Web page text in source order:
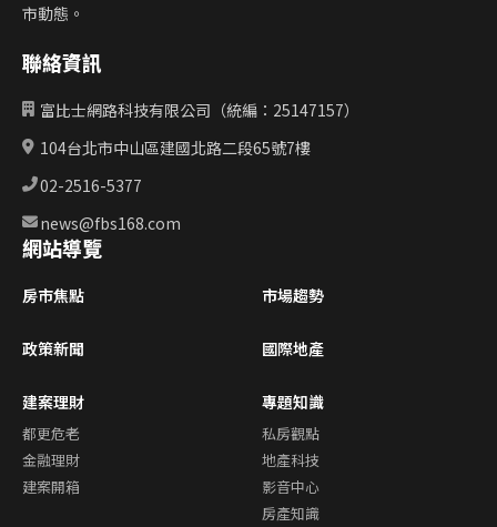
市動態。
聯絡資訊
富比士網路科技有限公司（統編：25147157）
104台北市中山區建國北路二段65號7樓
02-2516-5377
news@fbs168.com
網站導覽
房市焦點 市場趨勢
政策新聞 國際地產
建案理財
都更危老
金融理財
建案開箱
專題知識
私房觀點
地產科技
影音中心
房產知識